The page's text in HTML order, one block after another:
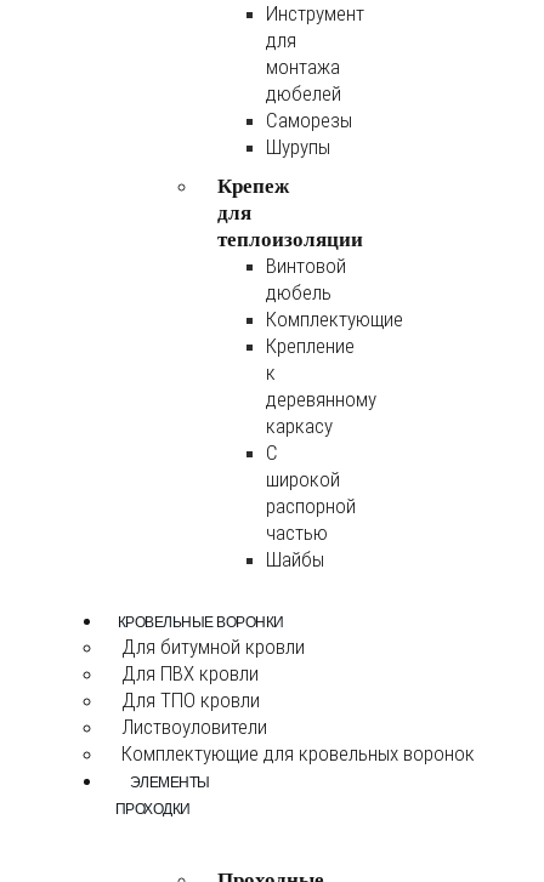
Инструмент
для
монтажа
дюбелей
Саморезы
Шурупы
Крепеж
для
теплоизоляции
Винтовой
дюбель
Комплектующие
Крепление
к
деревянному
каркасу
С
широкой
распорной
частью
Шайбы
КРОВЕЛЬНЫЕ ВОРОНКИ
Для битумной кровли
Для ПВХ кровли
Для ТПО кровли
Листвоуловители
Комплектующие для кровельных воронок
ЭЛЕМЕНТЫ
ПРОХОДКИ